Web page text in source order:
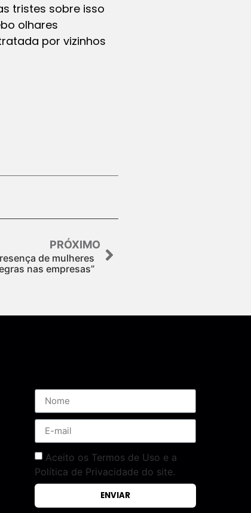
tristes sobre isso
olhares
por vizinhos
PRÓXIMO
de mulheres
nas empresas”
Aceito os Termos de Uso e a
Política de Privacidade do site.
ENVIAR